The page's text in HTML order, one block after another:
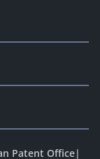
Patent Office|